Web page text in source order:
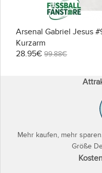
Arsenal Gabriel Jesus
Kurzarm
28.95€ 99.88€
Mehr kaufen, mehr
Größe